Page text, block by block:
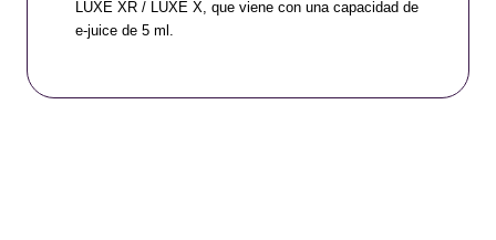
LUXE XR / LUXE X, que viene con una capacidad de
e-juice de 5 ml.